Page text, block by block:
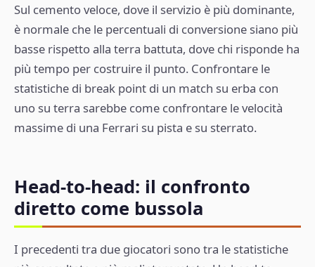
Sul cemento veloce, dove il servizio è più dominante,
è normale che le percentuali di conversione siano più
basse rispetto alla terra battuta, dove chi risponde ha
più tempo per costruire il punto. Confrontare le
statistiche di break point di un match su erba con
uno su terra sarebbe come confrontare le velocità
massime di una Ferrari su pista e su sterrato.
Head-to-head: il confronto
diretto come bussola
I precedenti tra due giocatori sono tra le statistiche